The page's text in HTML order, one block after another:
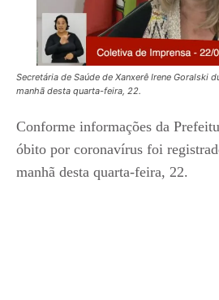
Secretária de Saúde de Xanxerê Irene Goralski
manhã desta quarta-feira, 22.
Conforme informações da
óbito por coronavírus foi
manhã desta quarta-feira, 22.